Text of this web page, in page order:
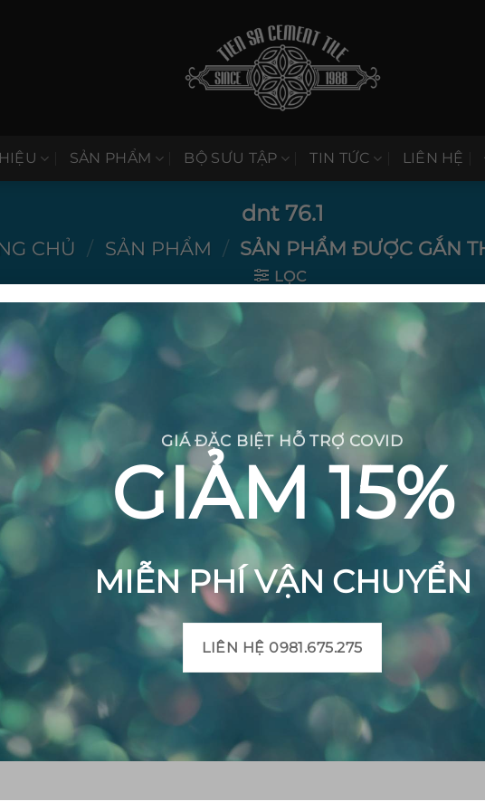
GIÁ ĐẶC BIỆT HỖ TRỢ COVID
GIẢM 15%
MIỄN PHÍ VẬN CHUYỂN
LIÊN HỆ 0981.675.275
SẢN PHẨM BỘ SƯU TẬP TIN TỨC LIÊN HỆ
dnt 76.1
CHỦ / SẢN PHẨM / SẢN PHẨM ĐƯỢC GẮN
LỌC
GẠCH BÔNG VIỆT
Chánh, Huyện Mộ Đức, Tỉnh
THÔNG TIN SẢN PHẨM
Mô tả sản phẩm gạch